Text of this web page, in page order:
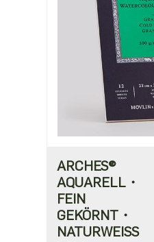
ARCHES®
AQUARELL・
FEIN
GEKÖRNT・
NATURWEISS